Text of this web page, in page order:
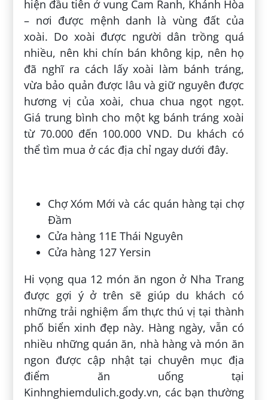
hiện đầu tiên ở vung Cam Ranh, Khánh Hòa
– nơi được mệnh danh là vùng đất của
xoài. Do xoài được người dân trồng quá
nhiều, nên khi chín bán không kịp, nên họ
đã nghĩ ra cách lấy xoài làm bánh tráng,
vừa bảo quản được lâu và giữ nguyên được
hương vị của xoài, chua chua ngọt ngọt.
Giá trung bình cho một kg bánh tráng xoài
từ 70.000 đến 100.000 VND. Du khách có
thể tìm mua ở các địa chỉ ngay dưới đây.
Chợ Xóm Mới và các quán hàng tại chợ
Đầm
Cửa hàng 11E Thái Nguyên
Cửa hàng 127 Yersin
Hi vọng qua 12 món ăn ngon ở Nha Trang
được gợi ý ở trên sẽ giúp du khách có
những trải nghiệm ẩm thực thú vị tại thành
phố biển xinh đẹp này. Hàng ngày, vẫn có
nhiều những quán ăn, nhà hàng và món ăn
ngon được cập nhật tại chuyên mục địa
điểm ăn uống tại
Kinhnghiemdulich.gody.vn, các bạn thường